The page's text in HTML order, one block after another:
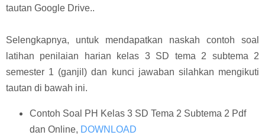
tautan Google Drive..
Selengkapnya, untuk mendapatkan naskah contoh soal
latihan penilaian harian kelas 3 SD tema 2 subtema 2
semester 1 (ganjil) dan kunci jawaban silahkan mengikuti
tautan di bawah ini.
Contoh Soal PH Kelas 3 SD Tema 2 Subtema 2 Pdf
dan Online, DOWNLOAD